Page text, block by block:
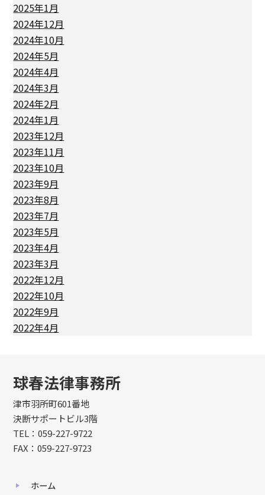
2025年1月
2024年12月
2024年10月
2024年5月
2024年4月
2024年3月
2024年2月
2024年1月
2023年12月
2023年11月
2023年10月
2023年9月
2023年8月
2023年7月
2023年5月
2023年4月
2023年3月
2022年12月
2022年10月
2022年9月
2022年4月
球春法律事務所
津市羽所町601番地
決断サポートビル3階
TEL：059-227-9722
FAX：059-227-9723
ホーム